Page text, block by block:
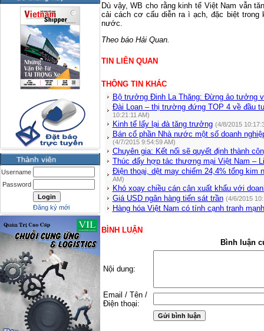
Username
Password
Đăng ký mới
Dù vậy, WB cho rằng kinh tế Việt Nam vẫn
cải cách cơ cấu diễn ra ì ạch, đặc biệt trong
nước.
Theo báo Hải Quan.
TIN LIÊN QUAN
THÔNG TIN KHÁC
Bộ trưởng Đinh La Thăng: Đừng ảo tưởng
Đài Loan – thị trường đứng TOP 4 về đầu
10:21:11 AM)
Kinh tế lấy lại đà tăng trưởng (4/8/2015
Bán cổ phần Nhà nước một số doanh
(4/7/2015 9:54:59 AM)
Chuyên gia: Kết nối sẽ quyết định thành
Thúc đẩy hợp tác thương mại Việt Nam –
Điện thoại, dệt may chiếm 24,4% tổng kim
AM)
Khó xoay chiều cán cân xuất khẩu với
Giá USD ngân hàng tiến sát trần (4/6/2015
Hàng hóa Việt Nam có tính cạnh tranh mạnh
BÌNH LUẬN
Bình luận
Nội dung:
Email / Tên /
Điện thoại: